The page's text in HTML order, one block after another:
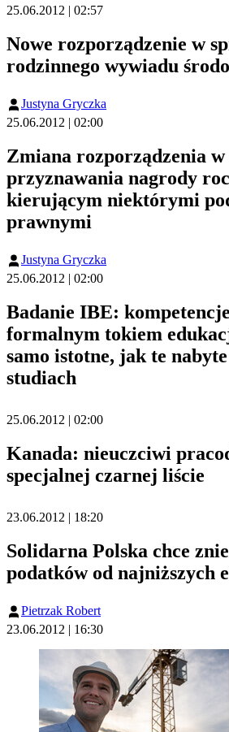
25.06.2012 | 02:57
Nowe rozporządzenie w
rodzinnego wywiadu
Justyna Gryczka
25.06.2012 | 02:00
Zmiana rozporządzenia w
przyznawania nagrody
kierującym niektórymi
prawnymi
Justyna Gryczka
25.06.2012 | 02:00
Badanie IBE:
formalnym tokiem
samo istotne, jak te
studiach
25.06.2012 | 02:00
Kanada: nieuczciwi
specjalnej czarnej liście
23.06.2012 | 18:20
Solidarna Polska chce
podatków od najniższych
Pietrzak Robert
23.06.2012 | 16:30